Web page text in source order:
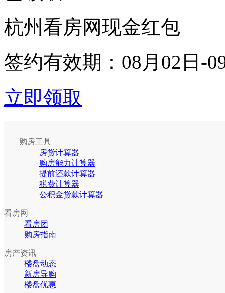
杭州看房网现金红包
签约有效期： 08月02日-
立即领取
购房工具
房贷计算器
购房能力计算器
提前还款计算器
税费计算器
公积金贷款计算器
看房网
看房团
购房指南
房产资讯
楼盘动态
新房导购
楼盘优惠